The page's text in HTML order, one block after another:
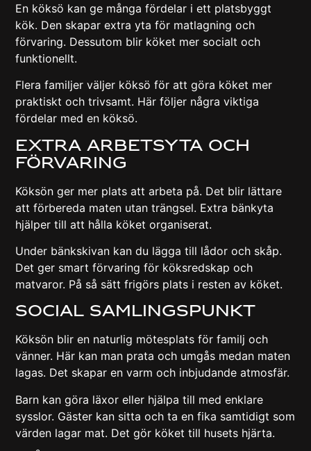
En köksö kan ge många fördelar i ett platsbyggt
kök. Den skapar extra yta för matlagning och
förvaring. Dessutom blir köket mer socialt och
funktionellt.
Flera familjer väljer köksö för att göra köket mer
praktiskt och trivsamt. Här följer några viktiga
fördelar med en köksö.
Extra arbetsyta och
förvaring
Köksön ger mer plats att arbeta på. Det blir lättare
att förbereda maten utan trängsel. Extra bänkyta
hjälper till att hålla köket organiserat.
Under bänkskivan kan du lägga till lådor och skåp.
Det ger smart förvaring för köksredskap och
matvaror. På så sätt frigörs plats i resten av köket.
Social samlingspunkt
Köksön blir en naturlig mötesplats för familj och
vänner. Här kan man prata och umgås medan maten
lagas. Det skapar en varm och inbjudande atmosfär.
Barn kan göra läxor eller hjälpa till med enklare
sysslor. Gäster kan sitta och ta en fika samtidigt som
värden lagar mat. Det gör köket till husets hjärta.